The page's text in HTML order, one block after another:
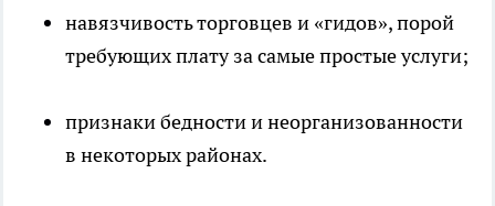
навязчивость торговцев и «гидов», порой
требующих плату за самые простые услуги;
признаки бедности и неорганизованности
в некоторых районах.